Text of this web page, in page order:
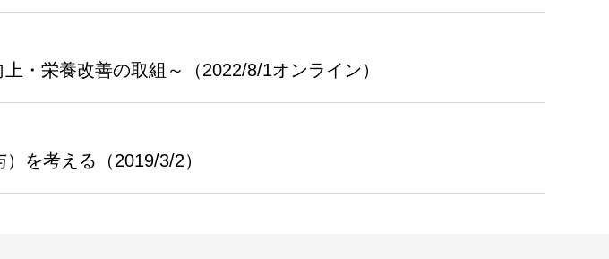
・栄養改善の取組～（2022/8/1オンライン）
を考える（2019/3/2）